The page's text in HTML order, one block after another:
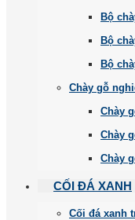
Bộ
Bộ
Bộ
Chày gỗ
Chày
Chày
Chày
CỐI ĐÁ XANH
Cối đá xanh